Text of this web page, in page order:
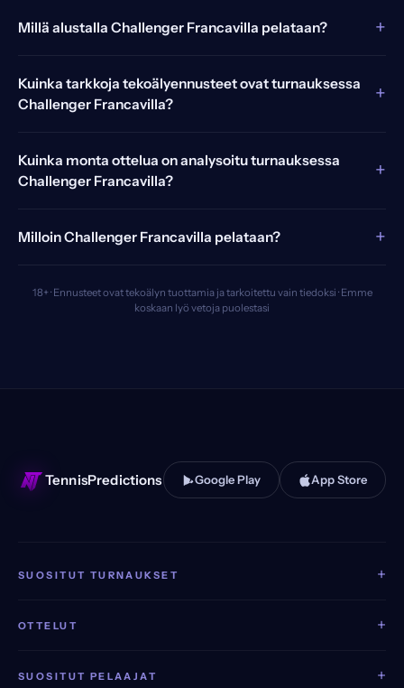
Millä alustalla Challenger Francavilla pelataan? +
Kuinka tarkkoja tekoälyennusteet ovat turnauksessa
Challenger Francavilla?
+
Kuinka monta ottelua on analysoitu turnauksessa
Challenger Francavilla?
+
Milloin Challenger Francavilla pelataan? +
18+ · Ennusteet ovat tekoälyn tuottamia ja tarkoitettu vain tiedoksi · Emme
koskaan lyö vetoja puolestasi
TennisPredictions Google Play App Store
SUOSITUT TURNAUKSET +
OTTELUT +
SUOSITUT PELAAJAT +